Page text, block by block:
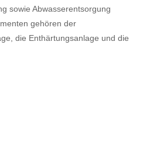
sowie Abwasserentsorgung
gehören der
die Enthärtungsanlage und die